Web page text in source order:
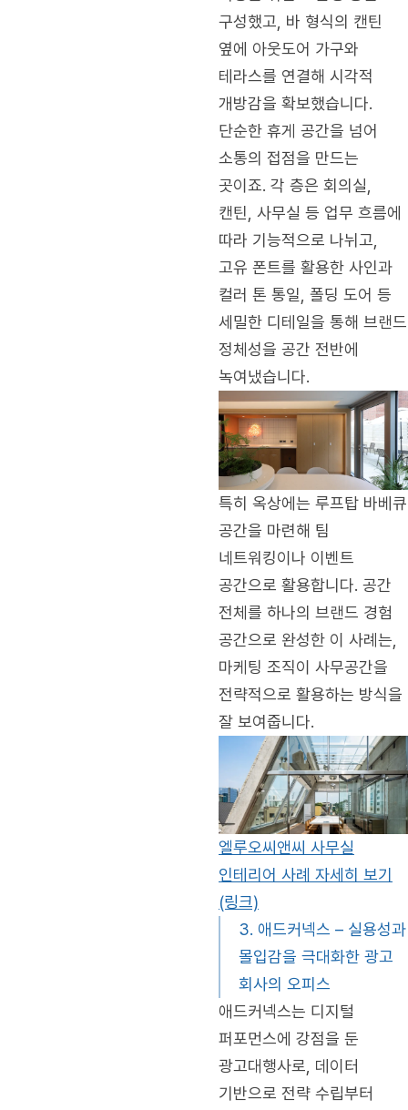
구성했고, 바 형식의 캔틴
옆에 아웃도어 가구와
테라스를 연결해 시각적
개방감을 확보했습니다.
단순한 휴게 공간을 넘어
소통의 접점을 만드는
곳이죠. 각 층은 회의실,
캔틴, 사무실 등 업무 흐름에
따라 기능적으로 나뉘고,
고유 폰트를 활용한 사인과
컬러 톤 통일, 폴딩 도어 등
세밀한 디테일을 통해 브랜드
정체성을 공간 전반에
녹여냈습니다.
특히 옥상에는 루프탑 바베큐
공간을 마련해 팀
네트워킹이나 이벤트
공간으로 활용합니다. 공간
전체를 하나의 브랜드 경험
공간으로 완성한 이 사례는,
마케팅 조직이 사무공간을
전략적으로 활용하는 방식을
잘 보여줍니다.
엘루오씨앤씨 사무실
인테리어 사례 자세히 보기
(링크)
3. 애드커넥스 – 실용성과
몰입감을 극대화한 광고
회사의 오피스
애드커넥스는 디지털
퍼포먼스에 강점을 둔
광고대행사로, 데이터
기반으로 전략 수립부터